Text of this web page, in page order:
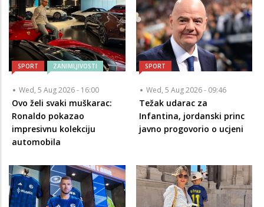
SPORT ZANIMLJIVOSTI
Wed, 5 Aug 2026 - 16:00
Ovo želi svaki muškarac:
Ronaldo pokazao
impresivnu kolekciju
automobila
SPORT
Wed, 5 Aug 2026 - 09:46
Težak udarac za
Infantina, jordanski princ
javno progovorio o ucjeni